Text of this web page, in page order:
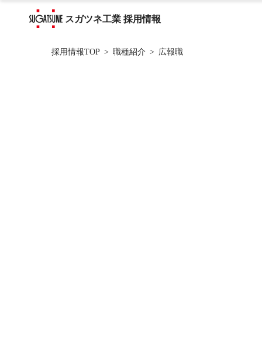
スガツネ工業 採用情報
採用情報TOP 職種紹介 広報職